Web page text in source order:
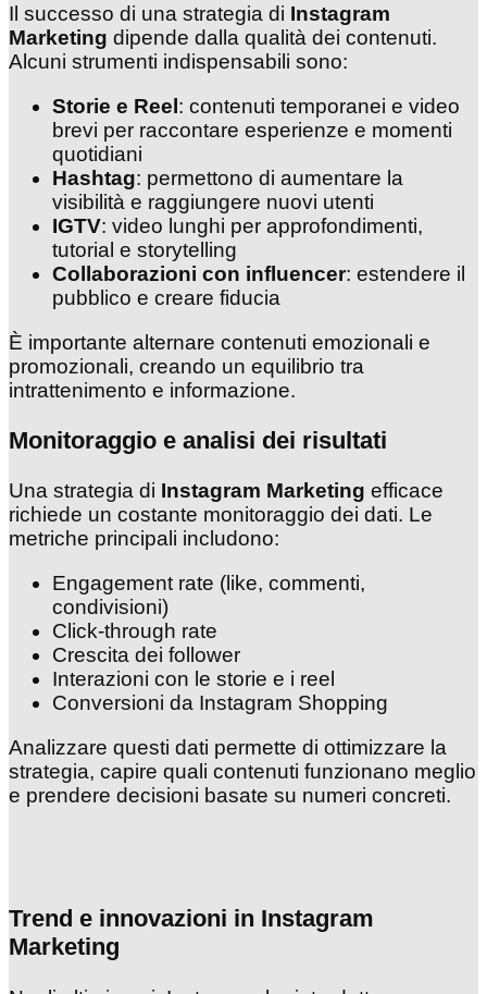
Il successo di una strategia di Instagram
Marketing dipende dalla qualità dei contenuti.
Alcuni strumenti indispensabili sono:
Storie e Reel: contenuti temporanei e video
brevi per raccontare esperienze e momenti
quotidiani
Hashtag: permettono di aumentare la
visibilità e raggiungere nuovi utenti
IGTV: video lunghi per approfondimenti,
tutorial e storytelling
Collaborazioni con influencer: estendere il
pubblico e creare fiducia
È importante alternare contenuti emozionali e
promozionali, creando un equilibrio tra
intrattenimento e informazione.
Monitoraggio e analisi dei risultati
Una strategia di Instagram Marketing efficace
richiede un costante monitoraggio dei dati. Le
metriche principali includono:
Engagement rate (like, commenti,
condivisioni)
Click-through rate
Crescita dei follower
Interazioni con le storie e i reel
Conversioni da Instagram Shopping
Analizzare questi dati permette di ottimizzare la
strategia, capire quali contenuti funzionano meglio
e prendere decisioni basate su numeri concreti.
Trend e innovazioni in Instagram
Marketing